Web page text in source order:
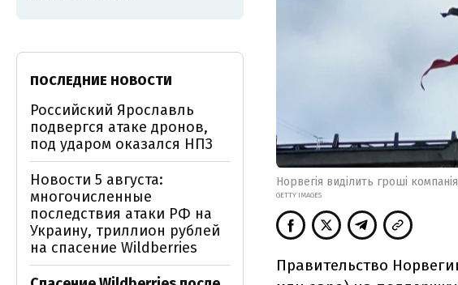
Норвегія виділить гроші
GETTY IMAGES
Правительство
ПОСЛЕДНИЕ НОВОСТИ
Российский Ярославль
подвергся атаке дронов,
под ударом оказался НПЗ
Новости 5 августа:
многочисленные
последствия атаки РФ на
Украину, триллион рублей
на спасение Wildberries